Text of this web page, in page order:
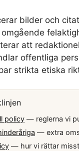
bilder och
att
offentliga
strikta etiska
policy — reglerna vi
— extra
— hur vi rättar